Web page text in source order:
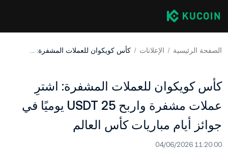
الصفحة الرئيسية الإعلانات كأس كويكوان للعملات المشفرة: اشترِ عملات مشفرة واربح 25 USDT يوميًا في جوائز أيام مباريات كأس العالم
كأس كويكوان للعملات المشفرة: اشترِ
عملات مشفرة واربح 25 USDT يوميًا في
جوائز أيام مباريات كأس العالم
04/06/2026 11:20:00